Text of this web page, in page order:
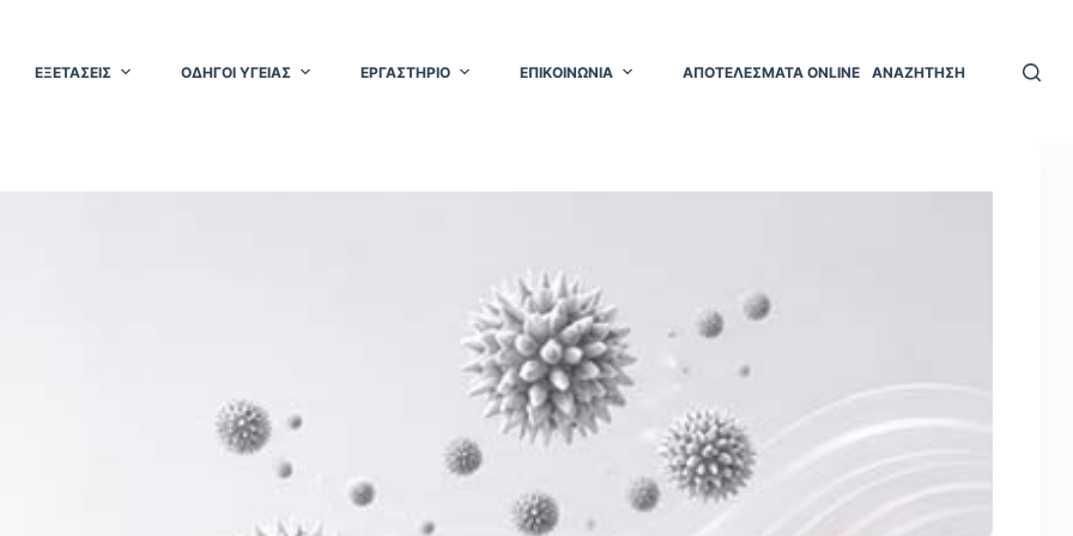
ΕΞΕΤΑΣΕΙΣ ΟΔΗΓΟΙ ΥΓΕΙΑΣ ΕΡΓΑΣΤΗΡΙΟ ΕΠΙΚΟΙΝΩΝΙΑ ΑΠΟΤΕΛΕΣΜΑΤΑ ONLINE ΑΝΑΖΗΤΗΣΗ